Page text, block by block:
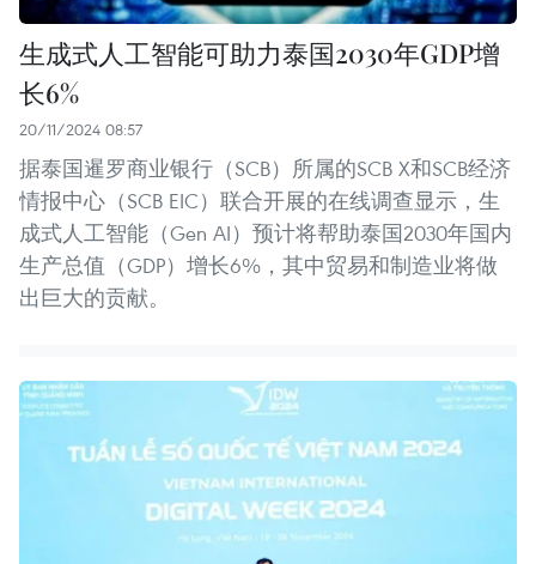
生成式人工智能可助力泰国2030年GDP增
长6%
20/11/2024 08:57
据泰国暹罗商业银行（SCB）所属的SCB X和SCB经济
情报中心（SCB EIC）联合开展的在线调查显示，生
成式人工智能（Gen AI）预计将帮助泰国2030年国内
生产总值（GDP）增长6%，其中贸易和制造业将做
出巨大的贡献。